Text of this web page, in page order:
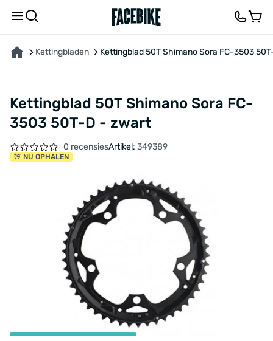
Kettingbladen Kettingblad 50T Shimano Sora FC-3503
Kettingblad 50T Shimano Sora FC-
3503 50T-D - zwart
0 recensiesArtikel: 349389
NU OPHALEN
OVER HET PRODUCT KENMERKENBESCHRIJVING FEEDBACK EN VRAGEN